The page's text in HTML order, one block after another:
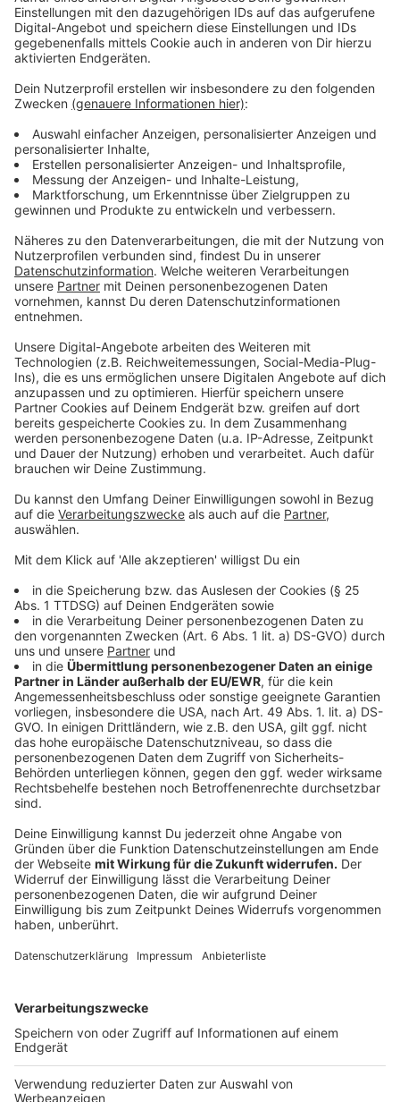
Die Stadt geht deshalb aktuell nicht von einem akuten
Problem aus. Trotzdem wird die Entwicklung weiter
beobachtet.
Anzeige
Algenblüte im Kö-Graben ausgeschlossen
Anzeige
Eine Algenblüte schließt die Stadt ausdrücklich aus.
Die Algendichte sei sehr gering und liege auf einem für
diese Jahreszeit normalen Niveau. Auch Schlieren auf
der Wasseroberfläche oder abgestorbene Algen am
Ufer seien nicht zu sehen.
Zudem liegt die Sichttiefe im Wasser bei mehr als
einem halben Meter. Nach Einschätzung der Stadt
wäre das bei einer Algenblüte eher untypisch. Deshalb
geht die Stadt davon aus, dass sich das Wasser imKö-
Graben von selbst wieder reguliert.
Anzeige
Mehr Infos und Links zum Thema
Anzeige
Frühjahrsputz auf der Kö
Spektakulärer Einbruch im Kaufhof an der Königsallee
Das Gartenamt der Stadt Düsseldorf
Anzeige
Folge uns für mehr News & Updates:
Anzeige
Instagram|Facebook WhatsApp-Kanal
Anzeige
Anzeige